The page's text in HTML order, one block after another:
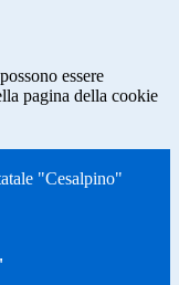
essere
pagina della cookie
"Cesalpino"